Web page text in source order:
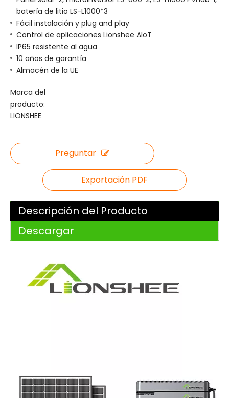
batería de litio LS-L1000*3
Fácil instalación y plug and play
Control de aplicaciones Lionshee AloT
IP65 resistente al agua
10 años de garantía
Almacén de la UE
Marca del
producto:
LIONSHEE
Preguntar
Exportación PDF
Descripción del Producto
Descargar